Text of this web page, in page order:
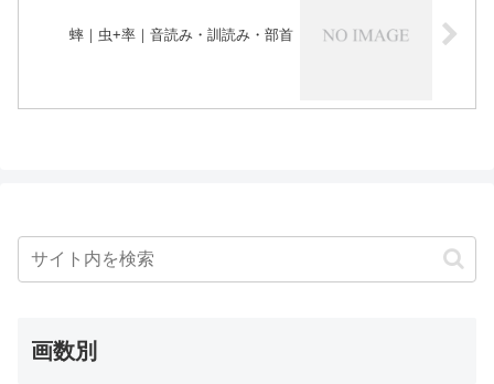
蟀｜虫+率｜音読み・訓読み・部首
画数別